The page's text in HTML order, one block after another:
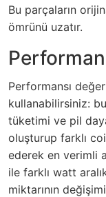
Bu parçaların
ömrünü uzatır.
Performansı
kullanabilirsiniz:
tüketimi ve pil
oluşturup farklı
ederek en verimli
ile farklı watt
miktarının